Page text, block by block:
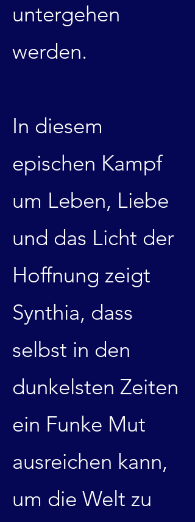
untergehen
werden.
In diesem
epischen Kampf
um Leben, Liebe
und das Licht der
Hoffnung zeigt
Synthia, dass
selbst in den
dunkelsten Zeiten
ein Funke Mut
ausreichen kann,
um die Welt zu